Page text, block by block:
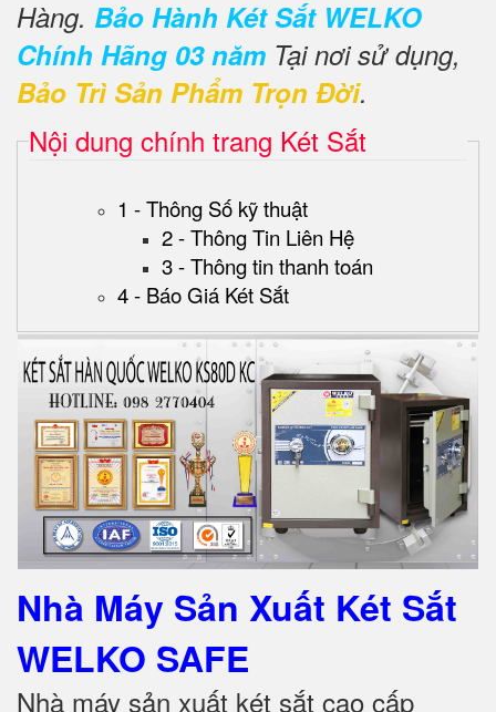
Hàng. Bảo Hành Két Sắt WELKO
Chính Hãng 03 năm Tại nơi sử dụng,
Bảo Trì Sản Phẩm Trọn Đời.
Nội dung chính trang Két Sắt
1 - Thông Số kỹ thuật
2 - Thông Tin Liên Hệ
3 - Thông tin thanh toán
4 - Báo Giá Két Sắt
Nhà Máy Sản Xuất Két Sắt
WELKO SAFE
Nhà máy sản xuất két sắt cao cấp